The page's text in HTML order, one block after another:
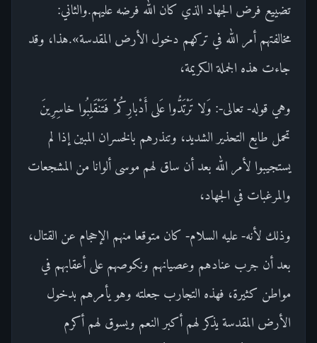
تضييع فرض الجهاد الذي كان الله فرضه عليهم.والثاني:
مخالفتهم أمر الله في تركهم دخول الأرض المقدسة».هذا، وقد
جاءت هذه الجملة الكريمة،
وهي قوله- تعالى-: وَلا تَرْتَدُّوا عَلى أَدْبارِكُمْ فَتَنْقَلِبُوا خاسِرِينَ
تحمل طابع التحذير الشديد، وتنذرهم بالخسران المبين إذا لم
يستجيبوا لأمر الله بعد أن ساق لهم موسى ألوانا من المشجعات
والمرغبات في الجهاد،
وذلك لأنه- عليه السلام- كان متوقعا منهم الإحجام عن القتال،
بعد أن جرب عنادهم وعصيانهم ونكوصهم على أعقابهم في
مواطن كثيرة، فهذه التجارب جعلته وهو يأمرهم بدخول
الأرض المقدسة يذكر لهم أكبر النعم ويسوق لهم أكرم